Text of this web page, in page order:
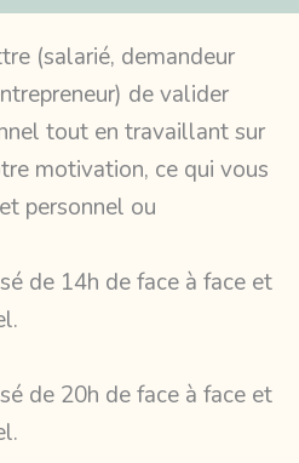
(salarié, demandeur
de valider
tout en travaillant sur
motivation, ce qui vous
personnel ou
de 14h de face à face et
de 20h de face à face et